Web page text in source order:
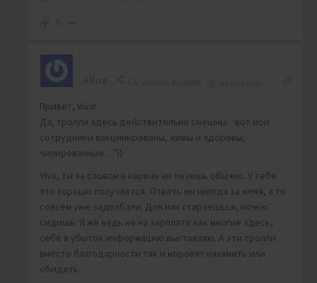
5
Alina Viva888
Привет, Viva!
Да, тролли здесь действительно смешны: “вот мои
сотрудники вакцинированы, живы и здоровы,
чипированные…”))
Viva, ты за словом в карман не лезешь обычно. У тебя
это хорошо получается. Ответь им иногда за меня, а то
совсем уже задолбали. Для них стараешься, ночью
сидишь. Я же ведь не на зарплате как многие здесь,
себе в убыток информацию выставляю. А эти тролли
вместо благодарности так и норовят нахамить или
обидеть.